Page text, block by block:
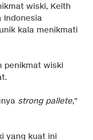
wiski, Keith
Indonesia
kala menikmati
penikmat wiski
strong pallete,"
yang kuat ini